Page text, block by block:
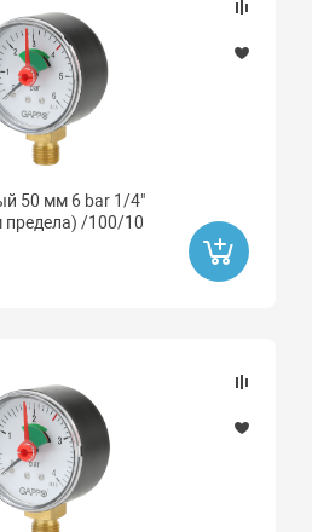
50 мм 6 bar 1/4"
предела) /100/10